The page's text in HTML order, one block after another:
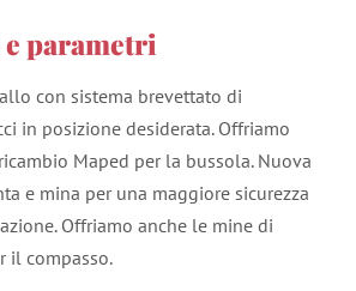
parametri
con sistema brevettato di
in posizione desiderata. Offriamo
Maped per la bussola. Nuova
e mina per una maggiore sicurezza
Offriamo anche le mine di
il compasso.